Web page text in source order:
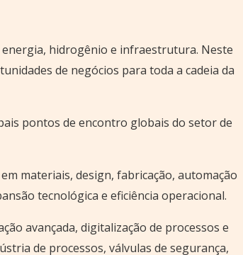
hidrogênio e infraestrutura. Neste
de negócios para toda a cadeia da
pontos de encontro globais do setor de
materiais, design, fabricação, automação
tecnológica e eficiência operacional.
avançada, digitalização de processos e
de processos, válvulas de segurança,